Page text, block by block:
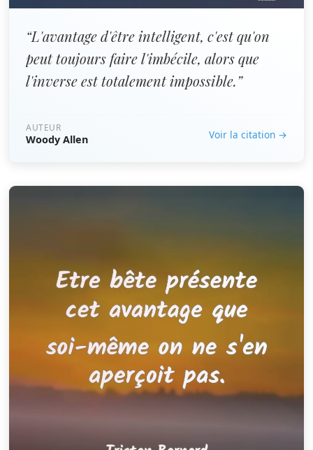
“L'avantage d'être intelligent, c'est qu'on
peut toujours faire l'imbécile, alors que
l'inverse est totalement impossible.”
AUTEUR
Woody Allen Voir la citation →